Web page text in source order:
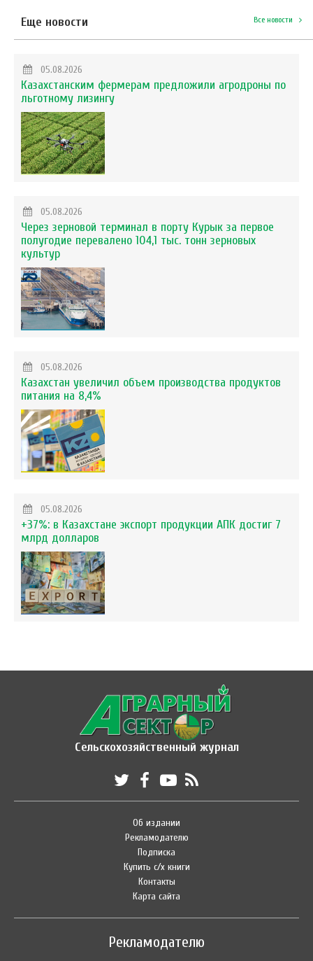
Еще новости Все новости
05.08.2026
Казахстанским фермерам предложили агродроны по
льготному лизингу
05.08.2026
Через зерновой терминал в порту Курык за первое
полугодие перевалено 104,1 тыс. тонн зерновых
культур
05.08.2026
Казахстан увеличил объем производства продуктов
питания на 8,4%
05.08.2026
+37%: в Казахстане экспорт продукции АПК достиг 7
млрд долларов
Сельскохозяйственный журнал
Об издании
Рекламодателю
Подписка
Купить с/х книги
Контакты
Карта сайта
Рекламодателю